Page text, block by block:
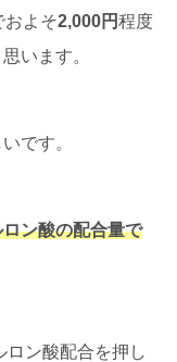
およそ2,000円程度
います。
です。
ン酸の配合量で
ロン酸配合を押し